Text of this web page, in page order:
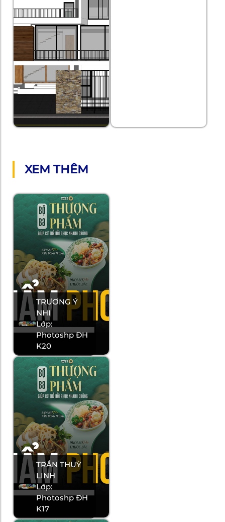
XEM THÊM
TRƯƠNG Ý
NHI
Lớp:
Photoshp ĐH
K20
TRẦN THUỲ
LINH
Lớp:
Photoshp ĐH
K17